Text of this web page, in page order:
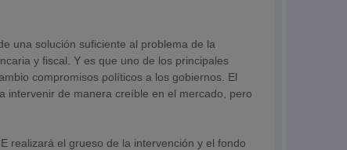
una solución suficiente al problema de la
y fiscal. Y es que uno de los principales
compromisos políticos a los gobiernos. El
intervenir de manera creíble en el mercado, pero
realizará el grueso de la intervención y el fondo